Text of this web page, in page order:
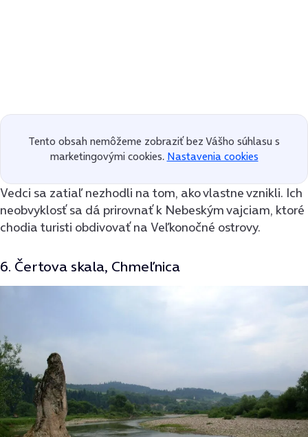
Tento obsah nemôžeme zobraziť bez Vášho súhlasu s
marketingovými cookies. Nastavenia cookies
Vedci sa zatiaľ nezhodli na tom, ako vlastne vznikli. Ich
neobvyklosť sa dá prirovnať k Nebeským vajciam, ktoré
chodia turisti obdivovať na Veľkonočné ostrovy.
6. Čertova skala, Chmeľnica